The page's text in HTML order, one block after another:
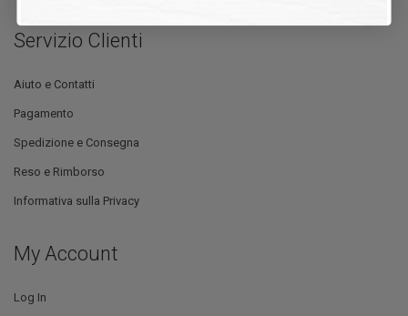
Servizio Clienti
Aiuto e Contatti
Pagamento
Spedizione e Consegna
Reso e Rimborso
Informativa sulla Privacy
My Account
Log In